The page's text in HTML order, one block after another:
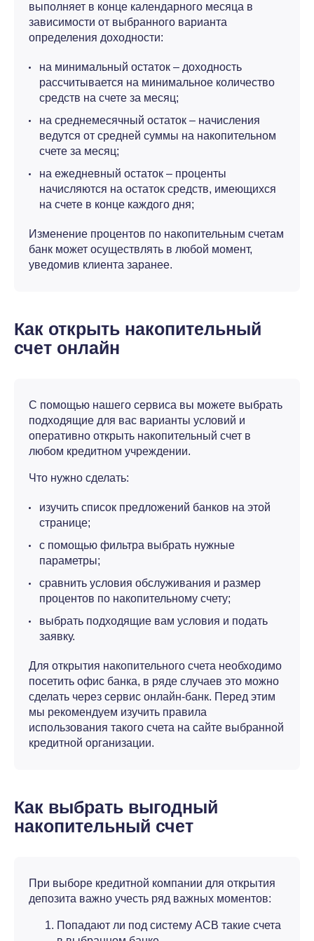
выполняет в конце календарного месяца в
зависимости от выбранного варианта
определения доходности:
на минимальный остаток – доходность
рассчитывается на минимальное количество
средств на счете за месяц;
на среднемесячный остаток – начисления
ведутся от средней суммы на накопительном
счете за месяц;
на ежедневный остаток – проценты
начисляются на остаток средств, имеющихся
на счете в конце каждого дня;
Изменение процентов по накопительным счетам
банк может осуществлять в любой момент,
уведомив клиента заранее.
Как открыть накопительный
счет онлайн
С помощью нашего сервиса вы можете выбрать
подходящие для вас варианты условий и
оперативно открыть накопительный счет в
любом кредитном учреждении.
Что нужно сделать:
изучить список предложений банков на этой
странице;
с помощью фильтра выбрать нужные
параметры;
сравнить условия обслуживания и размер
процентов по накопительному счету;
выбрать подходящие вам условия и подать
заявку.
Для открытия накопительного счета необходимо
посетить офис банка, в ряде случаев это можно
сделать через сервис онлайн-банк. Перед этим
мы рекомендуем изучить правила
использования такого счета на сайте выбранной
кредитной организации.
Как выбрать выгодный
накопительный счет
При выборе кредитной компании для открытия
депозита важно учесть ряд важных моментов:
Попадают ли под систему АСВ такие счета